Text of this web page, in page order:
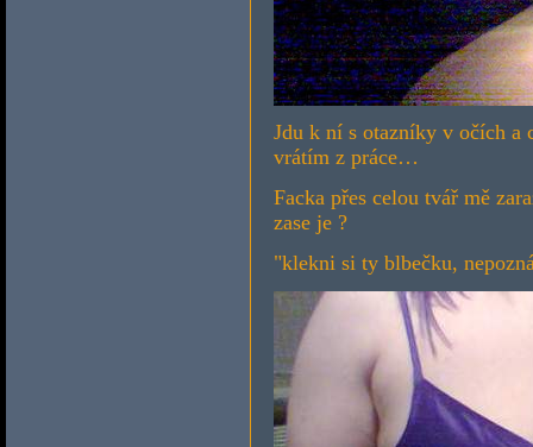
Jdu k ní s otazníky v očích a
vrátím z práce…
Facka přes celou tvář mě
zase je ?
"klekni si ty blbečku,